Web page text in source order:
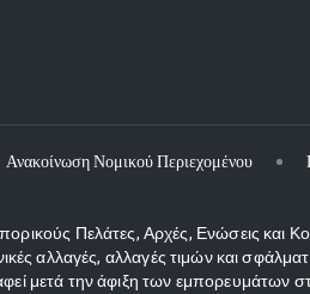
Ανακοίνωση Νομικού Περιεχομένου
Πελάτες, Αρχές, Ενώσεις και
αλλαγές, αλλαγές τιμών και
μετά την άφιξη των εμπορευμάτων